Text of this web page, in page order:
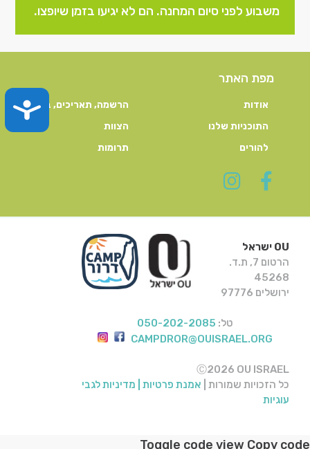
משבוע לפני סיום המחנה. הם לא יגיעו בזמן שיופצו.
מפת האתר
אודות
הרשמה, תאריכים, ביטול
התוכניות שלנו
הצוות
להורים
תרומות
OU ישראל
הרטום 7, ת.ד.
45268
ירושלים 97776
טל: 050-202-2085
CAMPDROR@OUISRAEL.ORG
Ⓒ2026 OU ISRAEL
כל הזכויות שמורות | אמנת פרטיות | מדיניות לגבי
עוגיות
Toggle code view Copy code